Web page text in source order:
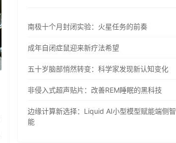
南极十个月封闭实验：火星任务的前奏
成年自闭症鼠迎来新疗法希望
五十岁脑部悄然转变：科学家发现新认知变化
非侵入式超声贴片：改善REM睡眠的黑科技
边缘计算新选择：Liquid AI小型模型赋能端侧智
能